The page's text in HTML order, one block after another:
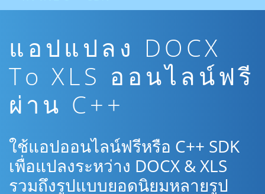
แอปแปลง DOCX
To XLS ออนไลน์ฟรี
ผ่าน C++
ใช้แอปออนไลน์ฟรีหรือ C++ SDK
เพื่อแปลงระหว่าง DOCX & XLS
รวมถึงรูปแบบยอดนิยมหลายรูป